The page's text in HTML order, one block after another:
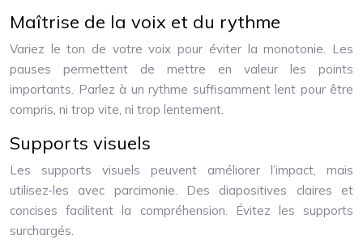
Maîtrise de la voix et du rythme
Variez le ton de votre voix pour éviter la monotonie. Les
pauses permettent de mettre en valeur les points
importants. Parlez à un rythme suffisamment lent pour être
compris, ni trop vite, ni trop lentement.
Supports visuels
Les supports visuels peuvent améliorer l’impact, mais
utilisez-les avec parcimonie. Des diapositives claires et
concises facilitent la compréhension. Évitez les supports
surchargés.